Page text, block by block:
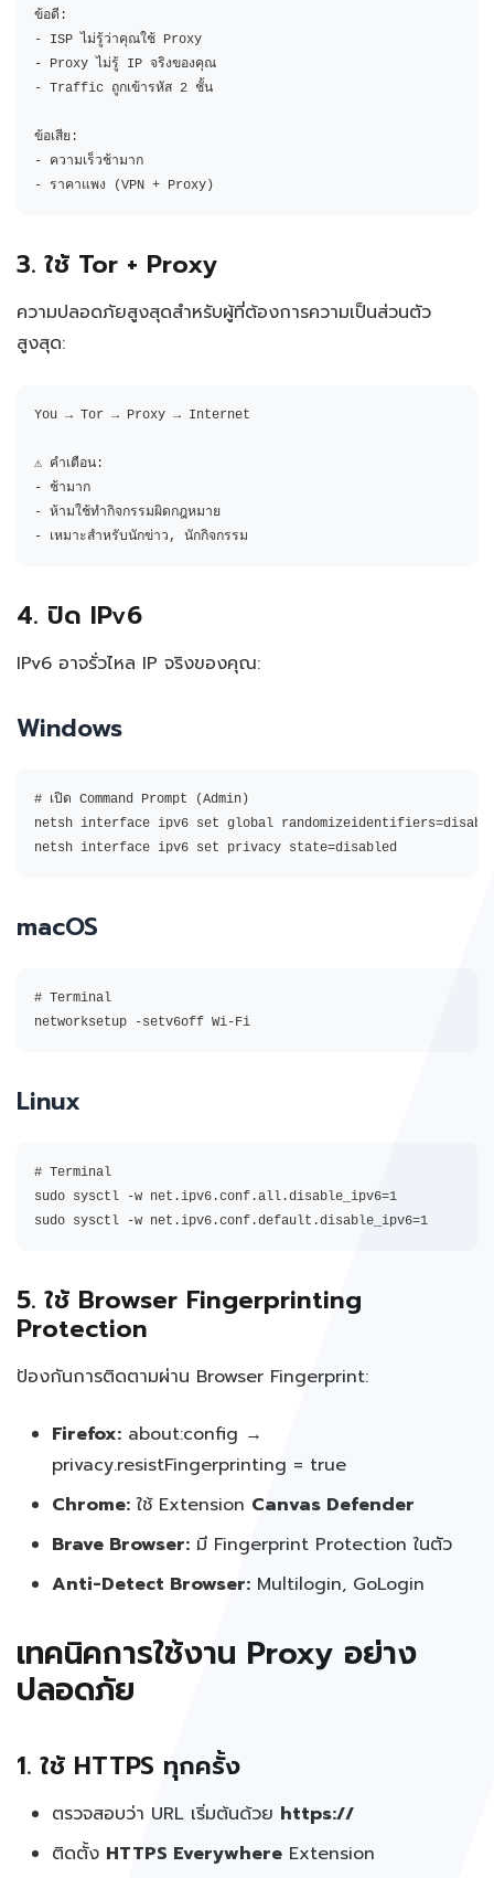
ข้อดี:
- ISP ไม่รู้ว่าคุณใช้ Proxy
- Proxy ไม่รู้ IP จริงของคุณ
- Traffic ถูกเข้ารหัส 2 ชั้น
ข้อเสีย:
- ความเร็วช้ามาก
- ราคาแพง (VPN + Proxy)
3. ใช้ Tor + Proxy
ความปลอดภัยสูงสุดสำหรับผู้ที่ต้องการความเป็นส่วนตัว
สูงสุด:
You → Tor → Proxy → Internet
⚠️ คำเตือน:
- ช้ามาก
- ห้ามใช้ทำกิจกรรมผิดกฎหมาย
- เหมาะสำหรับนักข่าว, นักกิจกรรม
4. ปิด IPv6
IPv6 อาจรั่วไหล IP จริงของคุณ:
Windows
# เปิด Command Prompt (Admin)
netsh interface ipv6 set global
netsh interface ipv6 set privacy state=disabled
macOS
# Terminal
networksetup -setv6off Wi-Fi
Linux
# Terminal
sudo sysctl -w net.ipv6.conf.all.disable_ipv6=1
sudo sysctl -w net.ipv6.conf.default.disable_ipv6=1
5. ใช้ Browser Fingerprinting
Protection
ป้องกันการติดตามผ่าน Browser Fingerprint:
Firefox: about:config →
privacy.resistFingerprinting = true
Chrome: ใช้ Extension Canvas Defender
Brave Browser: มี Fingerprint Protection ในตัว
Anti-Detect Browser: Multilogin, GoLogin
เทคนิคการใช้งาน Proxy อย่าง
ปลอดภัย
1. ใช้ HTTPS ทุกครั้ง
ตรวจสอบว่า URL เริ่มต้นด้วย https://
ติดตั้ง HTTPS Everywhere Extension